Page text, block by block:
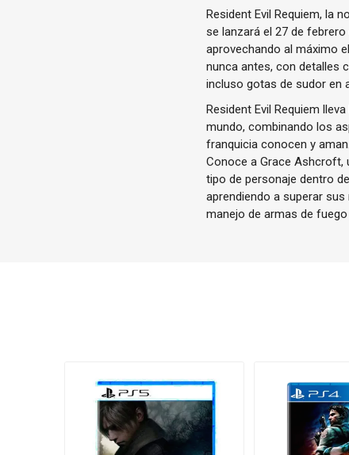
Resident Evil Requiem, la
se lanzará el 27 de febrero
aprovechando al máximo
nunca antes, con detalles
incluso gotas de sudor en
Resident Evil Requiem
mundo, combinando los
franquicia conocen y
Conoce a Grace Ashcroft,
tipo de personaje dentro
aprendiendo a superar
manejo de armas de